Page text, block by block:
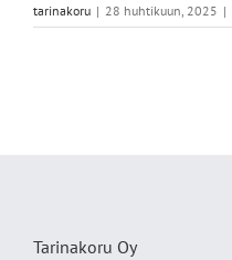
tarinakoru | 28 huhtikuun, 2025 |
Tarinakoru Oy